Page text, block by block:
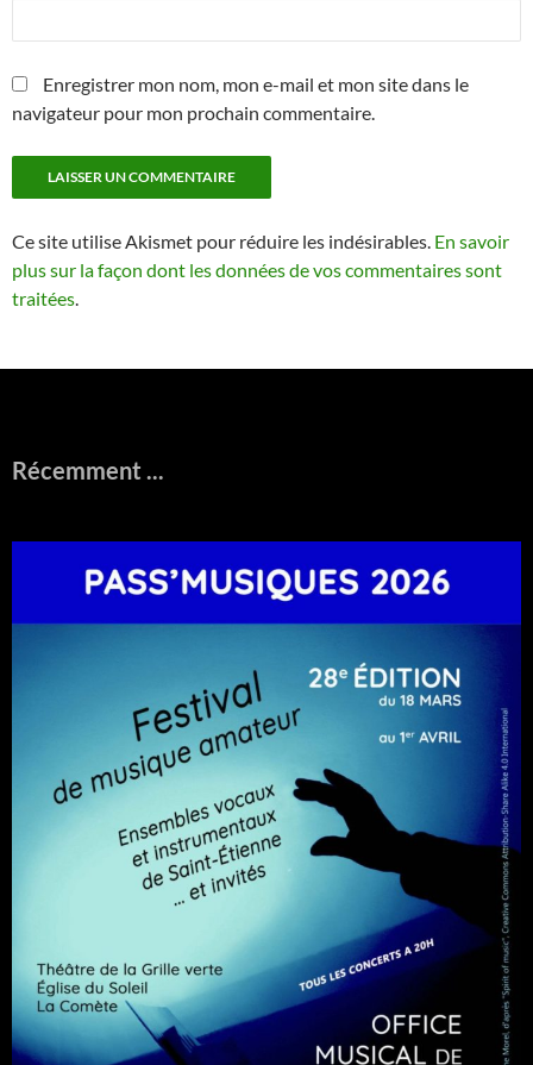
Enregistrer mon nom, mon e-mail et mon site dans le
navigateur pour mon prochain commentaire.
Ce site utilise Akismet pour réduire les indésirables. En savoir
plus sur la façon dont les données de vos commentaires sont
traitées.
Récemment ...